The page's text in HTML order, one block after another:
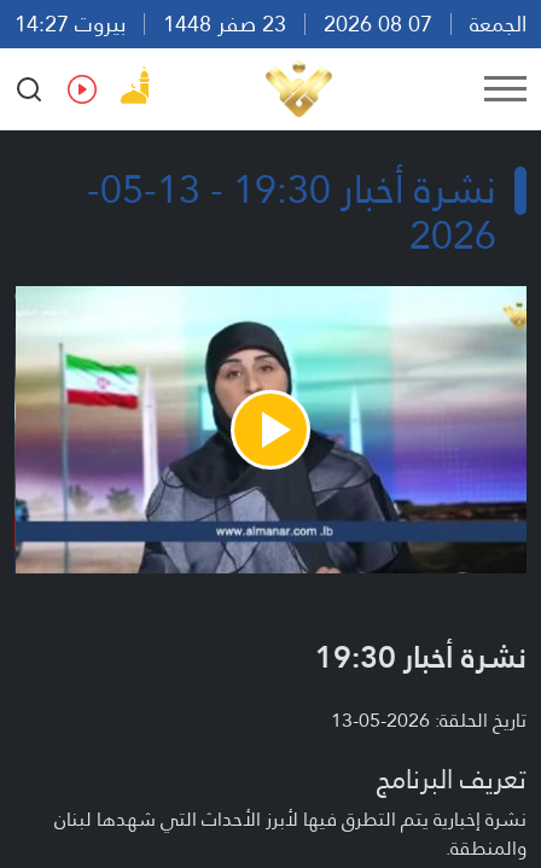
الجمعة
بيروت 14:27
Ar
En Fr Es
نشرة أخبار 19:30 - 13-05-
2026
Play
Video
نشرة أخبار 19:30
تاريخ الحلقة: 2026-05-13
تعريف البرنامج
نشرة إخبارية يتم التطرق فيها لأبرز الأحداث التي شهدها لبنان
والمنطقة.